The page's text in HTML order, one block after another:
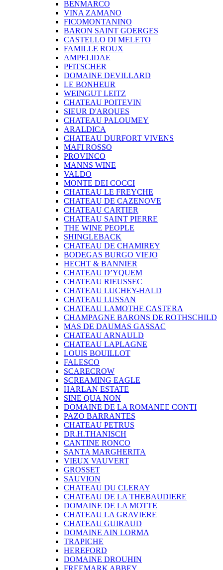
BENMARCO
VINA ZAMANO
FICOMONTANINO
BARON SAINT GOERGES
CASTELLO DI MELETO
FAMILLE ROUX
AMPELIDAE
PFITSCHER
DOMAINE DEVILLARD
LE BONHEUR
WEINGUT LEITZ
CHATEAU POITEVIN
SIEUR D'ARQUES
CHATEAU PALOUMEY
ARALDICA
CHATEAU DURFORT VIVENS
MAFI ROSSO
PROVINCO
MANNS WINE
VALDO
MONTE DEI COCCI
CHATEAU LE FREYCHE
CHATEAU DE CAZENOVE
CHATEAU CARTIER
CHATEAU SAINT PIERRE
THE WINE PEOPLE
SHINGLEBACK
CHATEAU DE CHAMIREY
BODEGAS BURGO VIEJO
HECHT & BANNIER
CHATEAU D’YQUEM
CHATEAU RIEUSSEC
CHATEAU LUCHEY-HALD
CHATEAU LUSSAN
CHATEAU LAMOTHE CASTERA
CHAMPAGNE BARONS DE ROTHSCHILD
MAS DE DAUMAS GASSAC
CHATEAU ARNAULD
CHATEAU LAPLAGNE
LOUIS BOUILLOT
FALESCO
SCARECROW
SCREAMING EAGLE
HARLAN ESTATE
SINE QUA NON
DOMAINE DE LA ROMANEE CONTI
PAZO BARRANTES
CHATEAU PETRUS
DR.H.THANISCH
CANTINE RONCO
SANTA MARGHERITA
VIEUX VAUVERT
GROSSET
SAUVION
CHATEAU DU CLERAY
CHATEAU DE LA THEBAUDIERE
DOMAINE DE LA MOTTE
CHATEAU LA GRAVIERE
CHATEAU GUIRAUD
DOMAINE AIN LORMA
TRAPICHE
HEREFORD
DOMAINE DROUHIN
FREEMARK ABBEY